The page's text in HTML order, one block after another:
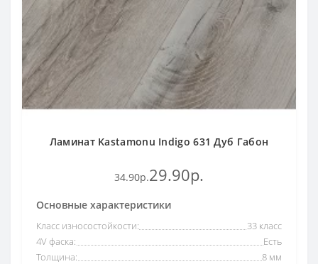
Ламинат Kastamonu Indigo 631 Дуб Габон
34.90р.29.90р.
Основные характеристики
Класс износостойкости:
33 класс
4V фаска:
Есть
Толщина:
8 мм